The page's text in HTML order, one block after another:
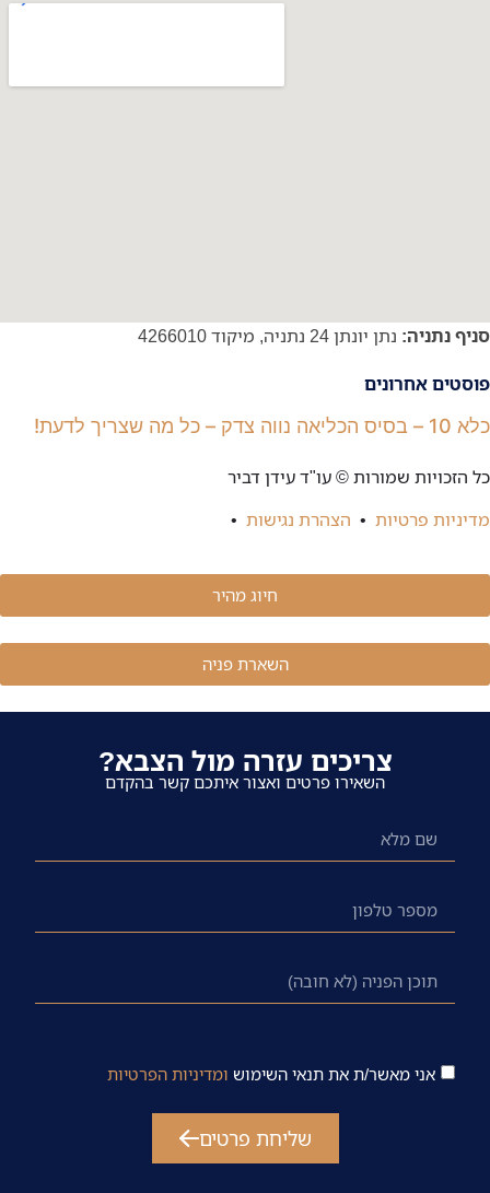
סניף נתניה: נתן יונתן 24 נתניה, מיקוד 4266010
פוסטים אחרונים
כלא 10 – בסיס הכליאה נווה צדק – כל מה שצריך לדעת!
כל הזכויות שמורות © עו"ד עידן דביר
מדיניות פרטיות • הצהרת נגישות •
חיוג מהיר
השארת פניה
צריכים עזרה מול הצבא?
השאירו פרטים ואצור איתכם קשר בהקדם
אני מאשר/ת את תנאי השימוש ומדיניות הפרטיות
שליחת פרטים